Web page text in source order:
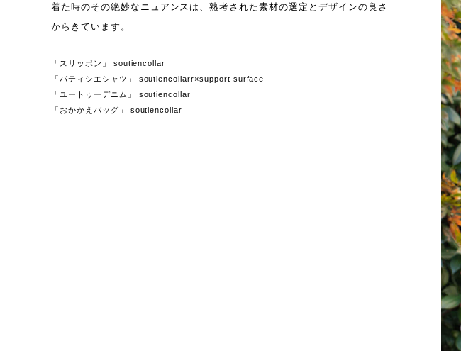
着た時のその絶妙なニュアンスは、熟考された素材の選定とデザインの良さ
からきています。
「スリッポン」 soutiencollar
「パティシエシャツ」 soutiencollarr×support surface
「ユートゥーデニム」 soutiencollar
「おかかえバッグ」 soutiencollar